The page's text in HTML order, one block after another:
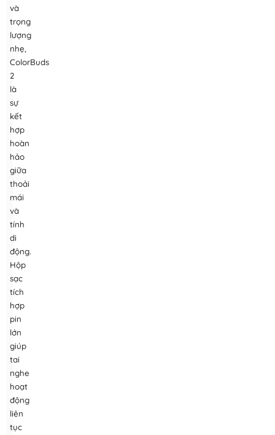
và
trọng
lượng
nhẹ,
ColorBuds
2
là
sự
kết
hợp
hoàn
hảo
giữa
thoải
mái
và
tính
di
động.
Hộp
sạc
tích
hợp
pin
lớn
giúp
tai
nghe
hoạt
động
liên
tục